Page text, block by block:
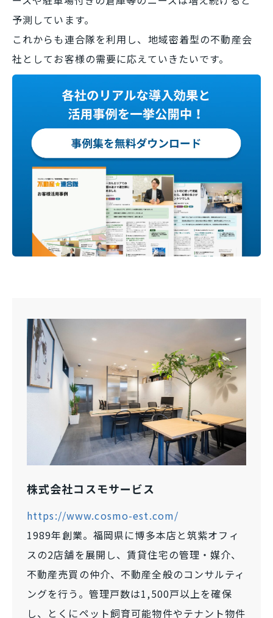
予測しています。
これからも連合隊を利用し、地域密着型の不動産会
社としてお客様の需要に応えていきたいです。
株式会社コスモサービス
https://www.cosmo-est.com/
1989年創業。福岡県に博多本店と筑紫オフィ
スの2店舗を展開し、賃貸住宅の管理・媒介、
不動産売買の仲介、不動産全般のコンサルティ
ングを行う。管理戸数は1,500戸以上を確保
し、とくにペット飼育可能物件やテナント物件